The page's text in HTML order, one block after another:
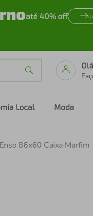
até 40% off
Local Moda
86x60 Caixa Marfim